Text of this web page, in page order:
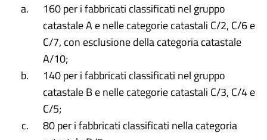
160 per i fabbricati classificati nel gruppo
catastale A e nelle categorie catastali C/2, C/6 e
C/7, con esclusione della categoria catastale
A/10;
140 per i fabbricati classificati nel gruppo
catastale B e nelle categorie catastali C/3, C/4 e
C/5;
80 per i fabbricati classificati nella categoria